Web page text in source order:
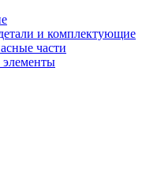
и комплектующие
части